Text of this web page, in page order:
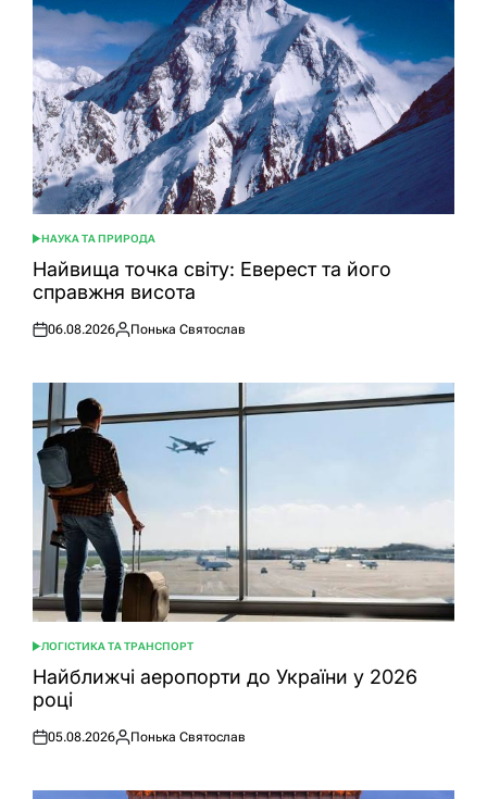
ОПУБЛІКУВАТИ
У
НАУКА ТА ПРИРОДА
Найвища точка світу: Еверест та його
справжня висота
Оприлюднено
06.08.2026
Опубліковано
Понька Святослав
ОПУБЛІКУВАТИ
У
ЛОГІСТИКА ТА ТРАНСПОРТ
Найближчі аеропорти до України у 2026
році
Оприлюднено
05.08.2026
Опубліковано
Понька Святослав